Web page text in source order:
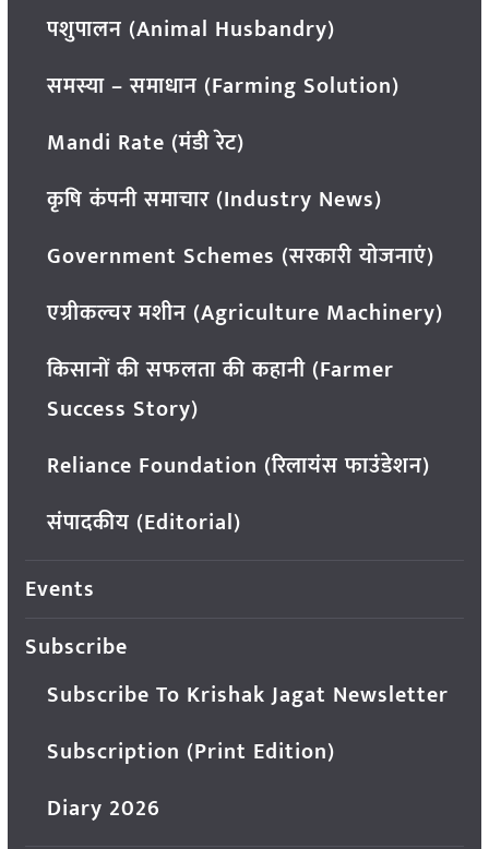
पशुपालन (Animal Husbandry)
समस्या – समाधान (Farming Solution)
Mandi Rate (मंडी रेट)
कृषि कंपनी समाचार (Industry News)
Government Schemes (सरकारी योजनाएं)
एग्रीकल्चर मशीन (Agriculture Machinery)
किसानों की सफलता की कहानी (Farmer
Success Story)
Reliance Foundation (रिलायंस फाउंडेशन)
संपादकीय (Editorial)
Events
Subscribe
Subscribe To Krishak Jagat Newsletter
Subscription (Print Edition)
Diary 2026